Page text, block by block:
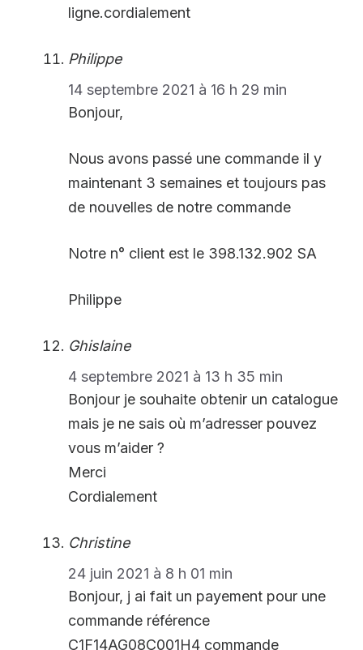
ligne.cordialement
Philippe
14 septembre 2021 à 16 h 29 min
Bonjour,
Nous avons passé une commande il y
maintenant 3 semaines et toujours pas
de nouvelles de notre commande
Notre n° client est le 398.132.902 SA
Philippe
Ghislaine
4 septembre 2021 à 13 h 35 min
Bonjour je souhaite obtenir un catalogue
mais je ne sais où m’adresser pouvez
vous m’aider ?
Merci
Cordialement
Christine
24 juin 2021 à 8 h 01 min
Bonjour, j ai fait un payement pour une
commande référence
C1F14AG08C001H4 commande